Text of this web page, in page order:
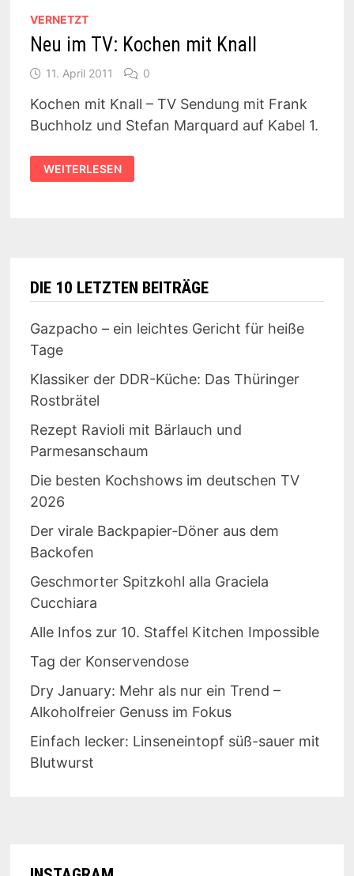
VERNETZT
Neu im TV: Kochen mit Knall
11. April 2011 0
Kochen mit Knall – TV Sendung mit Frank
Buchholz und Stefan Marquard auf Kabel 1.
NEU
IM
TV:
WEITERLESEN
DIE 10 LETZTEN BEITRÄGE
Gazpacho – ein leichtes Gericht für heiße
Tage
Klassiker der DDR-Küche: Das Thüringer
Rostbrätel
Rezept Ravioli mit Bärlauch und
Parmesanschaum
Die besten Kochshows im deutschen TV
2026
Der virale Backpapier-Döner aus dem
Backofen
Geschmorter Spitzkohl alla Graciela
Cucchiara
Alle Infos zur 10. Staffel Kitchen Impossible
Tag der Konservendose
Dry January: Mehr als nur ein Trend –
Alkoholfreier Genuss im Fokus
Einfach lecker: Linseneintopf süß-sauer mit
Blutwurst